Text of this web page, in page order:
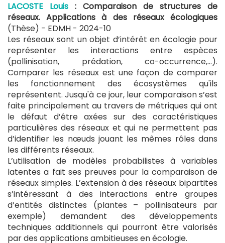
LACOSTE Louis : Comparaison de structures de
réseaux. Applications à des réseaux écologiques
(Thèse) - EDMH - 2024-10
Les réseaux sont un objet d’intérêt en écologie pour
représenter les interactions entre espèces
(pollinisation, prédation, co-occurrence,...).
Comparer les réseaux est une façon de comparer
les fonctionnement des écosystèmes qu'ils
représentent. Jusqu'à ce jour, leur comparaison s’est
faite principalement au travers de métriques qui ont
le défaut d’être axées sur des caractéristiques
particulières des réseaux et qui ne permettent pas
d’identifier les nœuds jouant les mêmes rôles dans
les différents réseaux.
L’utilisation de modèles probabilistes à variables
latentes a fait ses preuves pour la comparaison de
réseaux simples. L’extension à des réseaux bipartites
s’intéressant à des interactions entre groupes
d’entités distinctes (plantes – pollinisateurs par
exemple) demandent des développements
techniques additionnels qui pourront être valorisés
par des applications ambitieuses en écologie.